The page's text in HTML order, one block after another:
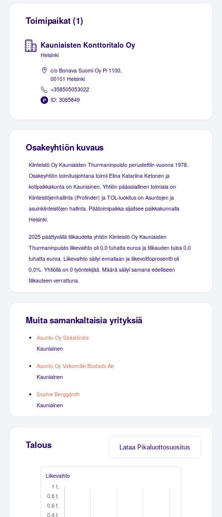
Toimipaikat (1)
Kauniaisten Konttoritalo Oy
Helsinki
c/o Bonava Suomi Oy Pl 1100,
00101 Helsinki
+358505053022
ID: 3085849
Osakeyhtiön kuvaus
Kiinteistö Oy Kauniaisten Thurmaninpuisto perustettiin vuonna 1978.
Osakeyhtiön toimitusjohtana toimii Elina Katariina Ketonen ja
kotipaikkakunta on Kauniainen. Yhtiön pääasiallinen toimiala on
Kiinteistöjenhallinta (Profinder) ja TOL-luokitus on Asuntojen ja
asuinkiinteistöjen hallinta. Päätoimipaikka sijaitsee paikkakunnalla
Helsinki.
2025 päättyvällä tilikaudella yhtiön Kiinteistö Oy Kauniaisten
Thurmaninpuisto liikevaihto oli 0,0 tuhatta euroa ja tilikauden tulos 0,0
tuhatta euroa. Liikevaihto säilyi ennallaan ja liikevoittoprosentti oli
0,0%. Yhtiöllä on 0 työntekijää. Määrä säilyi samana edelliseen
tilikauteen verrattuna.
Muita samankaltaisia yrityksiä
Asunto-Oy Säästörata
Kauniainen
Asunto Oy Valkomäki Bostads Ab
Kauniainen
Sophie Berggårdh
Kauniainen
Lataa Pikaluottosuositus
Talous
Liikevaihto